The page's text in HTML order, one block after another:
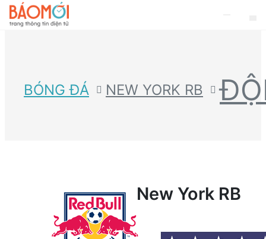
BÓNG ĐÁ NEW YORK RB
New York RB